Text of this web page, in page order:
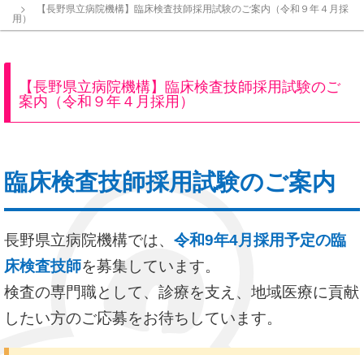
【長野県立病院機構】臨床検査技師採用試験のご案内（令和９年４月採
用）
【長野県立病院機構】臨床検査技師採用試験のご
案内（令和９年４月採用）
臨床検査技師採用試験のご案内
長野県立病院機構では、 令和9年4月採用予定の臨
床検査技師を募集しています。
検査の専門職として、診療を支え、地域医療に貢献
したい方のご応募をお待ちしています。